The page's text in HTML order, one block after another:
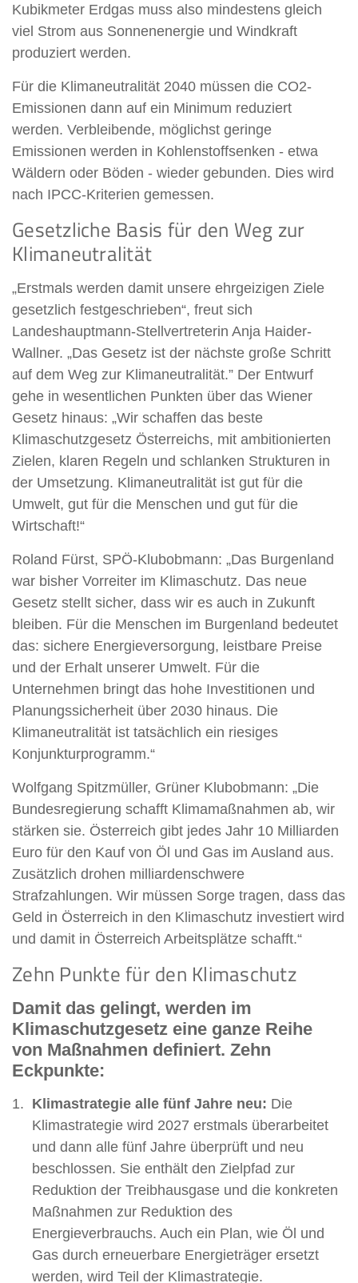
Kubikmeter Erdgas muss also mindestens gleich
viel Strom aus Sonnenenergie und Windkraft
produziert werden.
Für die Klimaneutralität 2040 müssen die CO2-
Emissionen dann auf ein Minimum reduziert
werden. Verbleibende, möglichst geringe
Emissionen werden in Kohlenstoffsenken - etwa
Wäldern oder Böden - wieder gebunden. Dies wird
nach IPCC-Kriterien gemessen.
Gesetzliche Basis für den Weg zur
Klimaneutralität
„Erstmals werden damit unsere ehrgeizigen Ziele
gesetzlich festgeschrieben“, freut sich
Landeshauptmann-Stellvertreterin Anja Haider-
Wallner. „Das Gesetz ist der nächste große Schritt
auf dem Weg zur Klimaneutralität.” Der Entwurf
gehe in wesentlichen Punkten über das Wiener
Gesetz hinaus: „Wir schaffen das beste
Klimaschutzgesetz Österreichs, mit ambitionierten
Zielen, klaren Regeln und schlanken Strukturen in
der Umsetzung. Klimaneutralität ist gut für die
Umwelt, gut für die Menschen und gut für die
Wirtschaft!“
Roland Fürst, SPÖ-Klubobmann: „Das Burgenland
war bisher Vorreiter im Klimaschutz. Das neue
Gesetz stellt sicher, dass wir es auch in Zukunft
bleiben. Für die Menschen im Burgenland bedeutet
das: sichere Energieversorgung, leistbare Preise
und der Erhalt unserer Umwelt. Für die
Unternehmen bringt das hohe Investitionen und
Planungssicherheit über 2030 hinaus. Die
Klimaneutralität ist tatsächlich ein riesiges
Konjunkturprogramm.“
Wolfgang Spitzmüller, Grüner Klubobmann: „Die
Bundesregierung schafft Klimamaßnahmen ab, wir
stärken sie. Österreich gibt jedes Jahr 10 Milliarden
Euro für den Kauf von Öl und Gas im Ausland aus.
Zusätzlich drohen milliardenschwere
Strafzahlungen. Wir müssen Sorge tragen, dass das
Geld in Österreich in den Klimaschutz investiert wird
und damit in Österreich Arbeitsplätze schafft.“
Zehn Punkte für den Klimaschutz
Damit das gelingt, werden im
Klimaschutzgesetz eine ganze Reihe
von Maßnahmen definiert. Zehn
Eckpunkte:
Klimastrategie alle fünf Jahre neu: Die
Klimastrategie wird 2027 erstmals überarbeitet
und dann alle fünf Jahre überprüft und neu
beschlossen. Sie enthält den Zielpfad zur
Reduktion der Treibhausgase und die konkreten
Maßnahmen zur Reduktion des
Energieverbrauchs. Auch ein Plan, wie Öl und
Gas durch erneuerbare Energieträger ersetzt
werden, wird Teil der Klimastrategie.